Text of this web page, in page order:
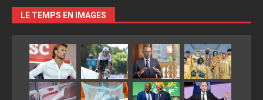
LE TEMPS EN IMAGES